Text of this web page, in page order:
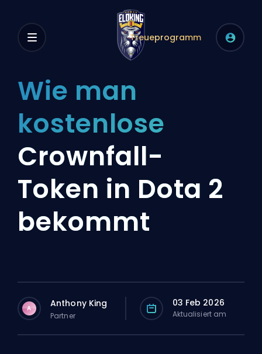
Treueprogramm
Wie man
kostenlose
Crownfall-
Token in Dota 2
bekommt
A Anthony King
Partner
03 Feb 2026
Aktualisiert am